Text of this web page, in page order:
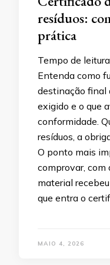
resíduos:
prática
Tempo de
Entenda como
destinação final
exigido e o que
conformidade.
resíduos, a
O ponto mais
comprovar, com
material
que entra o
MAIO 4, 2026